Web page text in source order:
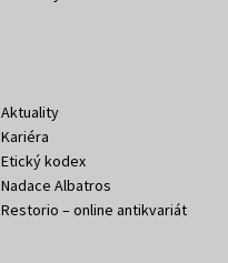
Aktuality
Kariéra
Etický kodex
Nadace Albatros
Restorio – online antikvariát